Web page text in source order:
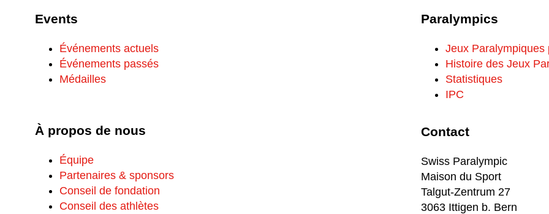
Events
Événements actuels
Événements passés
Médailles
Paralympics
Jeux Paralympiques
Histoire des Jeux
Statistiques
IPC
À propos de nous
Équipe
Partenaires & sponsors
Conseil de fondation
Conseil des athlètes
Contact
Swiss Paralympic
Maison du Sport
Talgut-Zentrum 27
3063 Ittigen b. Bern